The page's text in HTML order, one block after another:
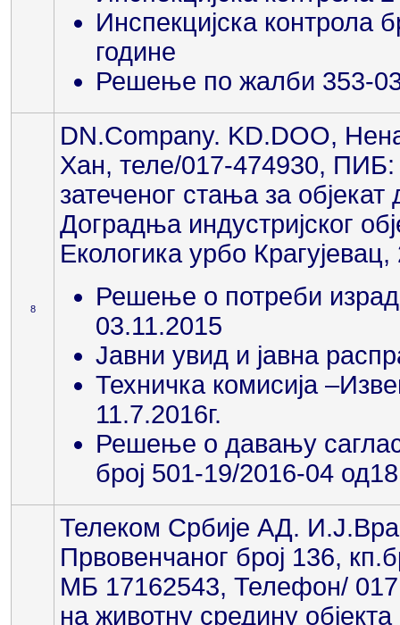
Инспекцијска контрола
године
Решење по жалби 353-
8
DN.Company. KD.DOO,
Хан, теле/017-474930, ПИБ:
затеченог стања за
Доградња индустријског
Екологика урбо
Решење о потреби
03.11.2015
Јавни увид и јавна
Техничка комисија
11.7.2016г.
Решење о давању
број 501-19/2016-04
Телеком Србије АД.
Првовенчаног број 136,
МБ 17162543, Телефон/ 017
на животну средину